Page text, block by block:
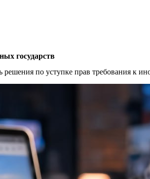
государств
по уступке прав требования к